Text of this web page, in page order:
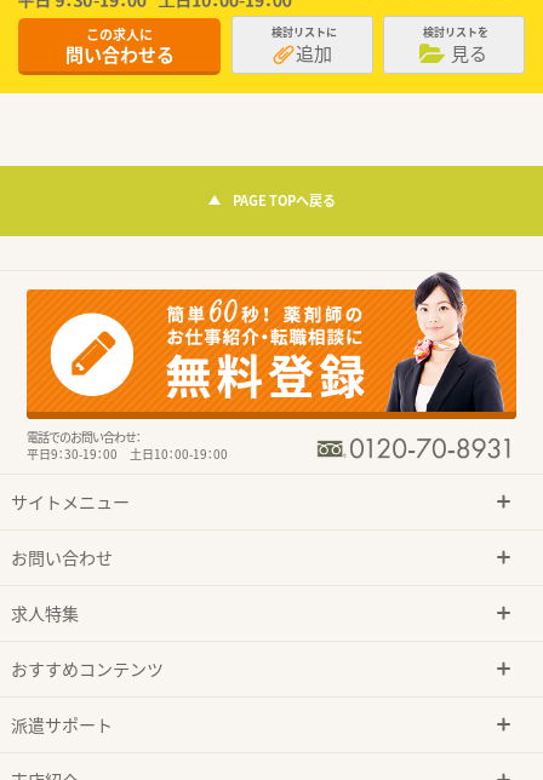
この求人に
問い合わせる
検討リストに
追加
検討リストを
見る
PAGE TOPへ戻る
電話でのお問い合わせ：
平日9：30-19：00 土日10：00-19：00
サイトメニュー
お問い合わせ
求人特集
おすすめコンテンツ
派遣サポート